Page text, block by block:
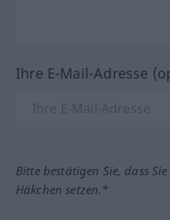
Ihre E-Mail-Adresse
Bitte bestätigen Sie, dass
Häkchen setzen.*